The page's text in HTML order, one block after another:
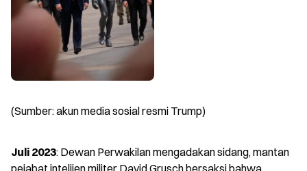
(Sumber: akun media sosial resmi Trump)
Juli 2023: Dewan Perwakilan mengadakan sidang, mantan